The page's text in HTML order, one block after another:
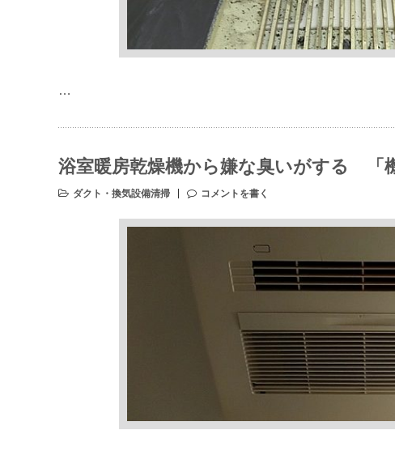
…
浴室暖房乾燥機から嫌な臭いがする
ダクト・換気設備清掃 コメントを書く